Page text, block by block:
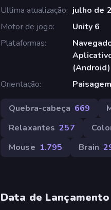
Ultima atualização
julho de
Motor de jogo
Unity 6
Plataformas
(Android)
Orientação
Quebra-cabeça 669
Relaxantes 257
Mouse 1.795 Brain
Data de Lançamento